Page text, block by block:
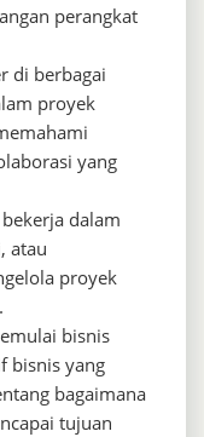
perangkat
di berbagai
proyek
yang
dalam
atau
proyek
bisnis
bisnis yang
bagaimana
tujuan